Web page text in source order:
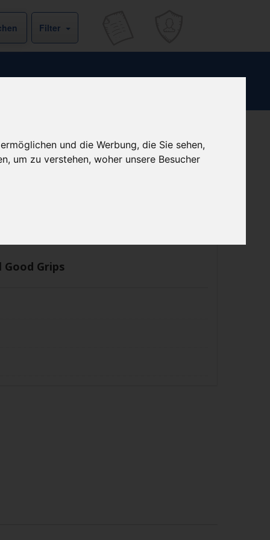
und die Werbung, die Sie sehen,
um zu verstehen, woher unsere Besucher
Filter
Preis bekannt
Good Grips